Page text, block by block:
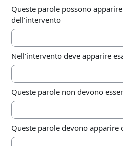
Queste parole possono
dell'intervento
Nell'intervento deve apparire
Queste parole non devono
Queste parole devono apparire